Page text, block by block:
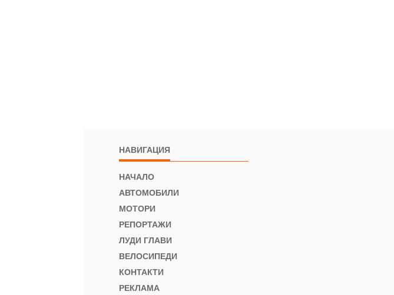
НАВИГАЦИЯ
НАЧАЛО
АВТОМОБИЛИ
МОТОРИ
РЕПОРТАЖИ
ЛУДИ ГЛАВИ
ВЕЛОСИПЕДИ
КОНТАКТИ
РЕКЛАМА